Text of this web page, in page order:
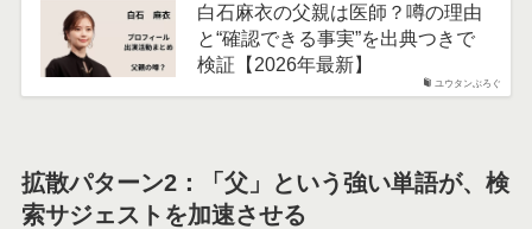
ユウタンぶろぐ
白石麻衣の父親は医師？噂の理由
と“確認できる事実”を出典つきで
検証【2026年最新】
拡散パターン2：「父」という強い単語が、検
索サジェストを加速させる